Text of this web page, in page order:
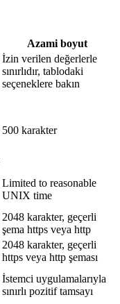
Azami boyut
İzin verilen değerlerle
sınırlıdır, tablodaki
seçeneklere bakın
500 karakter
Limited to reasonable
UNIX time
2048 karakter, geçerli
şema https veya http
2048 karakter, geçerli
https veya http şeması
İstemci uygulamalarıyla
sınırlı pozitif tamsayı